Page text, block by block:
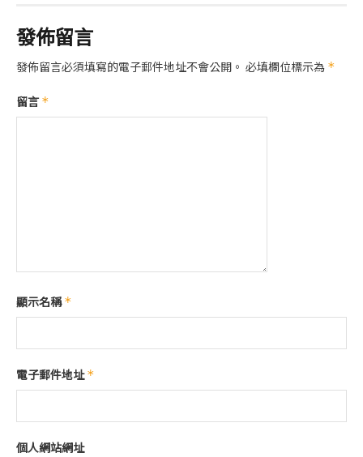
發佈留言
發佈留言必須填寫的電子郵件地址不會公開。 必填欄位標示為 *
留言*
顯示名稱*
電子郵件地址*
個人網站網址